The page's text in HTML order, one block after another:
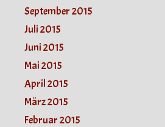
September 2015
Juli 2015
Juni 2015
Mai 2015
April 2015
März 2015
Februar 2015